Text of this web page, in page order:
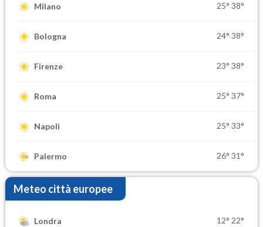
Milano 25° 38°
Bologna 24° 38°
Firenze 23° 38°
Roma 25° 37°
Napoli 25° 33°
Palermo 26° 31°
Meteo città europee
Londra 12° 22°